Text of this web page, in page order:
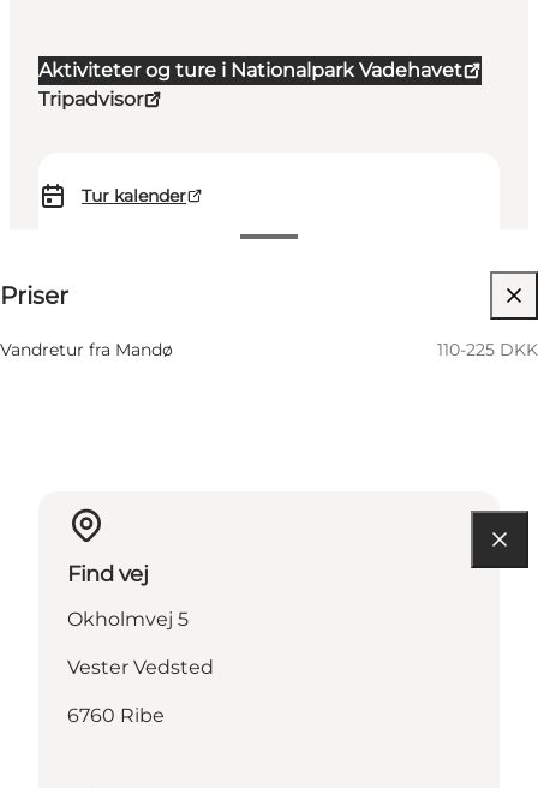
Aktiviteter og ture i Nationalpark Vadehavet
Tripadvisor
Tur kalender
Priser
Vandretur fra Mandø 110-225 DKK
Find vej
Okholmvej 5
Vester Vedsted
6760 Ribe